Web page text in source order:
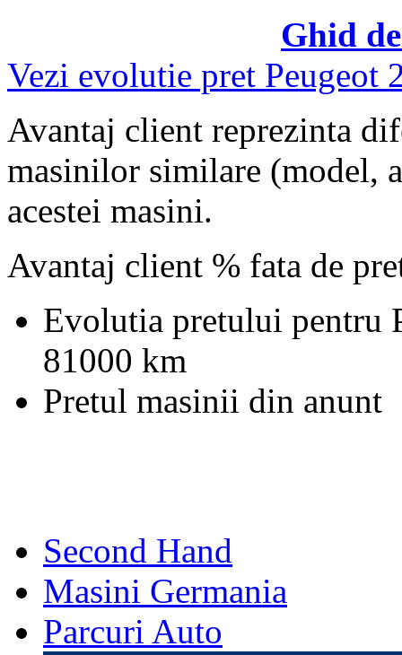
Ghid
Vezi evolutie pret Peugeot
Avantaj client reprezinta
masinilor similare (model,
acestei masini.
Avantaj client % fata de
Evolutia pretului pentru
81000 km
Pretul masinii din anunt
Second Hand
Masini Germania
Parcuri Auto